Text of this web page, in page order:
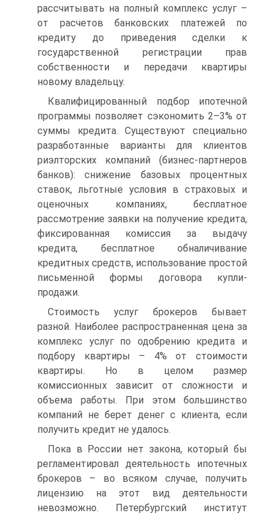
рассчитывать на полный комплекс услуг –
от расчетов банковских платежей по
кредиту до приведения сделки к
государственной регистрации прав
собственности и передачи квартиры
новому владельцу.
Квалифицированный подбор ипотечной
программы позволяет сэкономить 2–3% от
суммы кредита. Существуют специально
разработанные варианты для клиентов
риэлторских компаний (бизнес-партнеров
банков): снижение базовых процентных
ставок, льготные условия в страховых и
оценочных компаниях, бесплатное
рассмотрение заявки на получение кредита,
фиксированная комиссия за выдачу
кредита, бесплатное обналичивание
кредитных средств, использование простой
письменной формы договора купли-
продажи.
Стоимость услуг брокеров бывает
разной. Наиболее распространенная цена за
комплекс услуг по одобрению кредита и
подбору квартиры – 4% от стоимости
квартиры. Но в целом размер
комиссионных зависит от сложности и
объема работы. При этом большинство
компаний не берет денег с клиента, если
получить кредит не удалось.
Пока в России нет закона, который бы
регламентировал деятельность ипотечных
брокеров – во всяком случае, получить
лицензию на этот вид деятельности
невозможно. Петербургский институт